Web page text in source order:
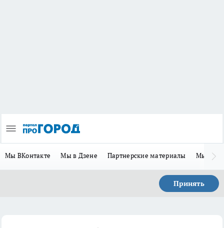
Мы ВКонтакте Мы в Дзене Партнерские материалы Мы в
Принять